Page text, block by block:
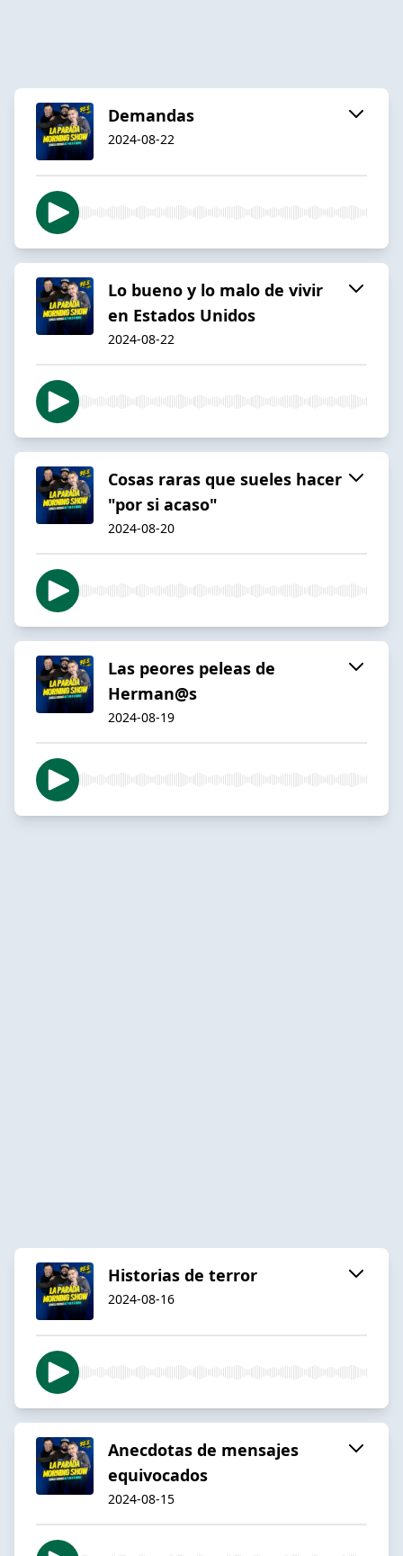
Demandas
2024-08-22
Lo bueno y lo malo de vivir
en Estados Unidos
2024-08-22
Cosas raras que sueles hacer
"por si acaso"
2024-08-20
Las peores peleas de
Herman@s
2024-08-19
Historias de terror
2024-08-16
Anecdotas de mensajes
equivocados
2024-08-15